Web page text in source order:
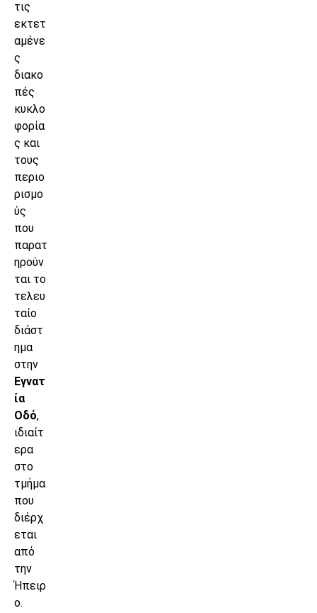
τις
εκτετ
αμένε
ς
διακο
πές
κυκλο
φορία
ς και
τους
περιο
ρισμο
ύς
που
παρατ
ηρούν
ται το
τελευ
ταίο
διάστ
ημα
στην
Εγνατ
ία
Οδό,
ιδιαίτ
ερα
στο
τμήμα
που
διέρχ
εται
από
την
Ήπειρ
ο.